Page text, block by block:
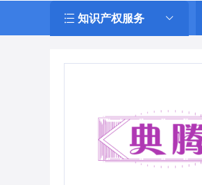
知识产权服务